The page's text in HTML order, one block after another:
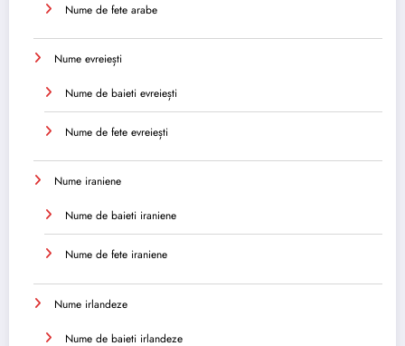
Nume de fete arabe
Nume evreiești
Nume de baieti evreiești
Nume de fete evreiești
Nume iraniene
Nume de baieti iraniene
Nume de fete iraniene
Nume irlandeze
Nume de baieti irlandeze